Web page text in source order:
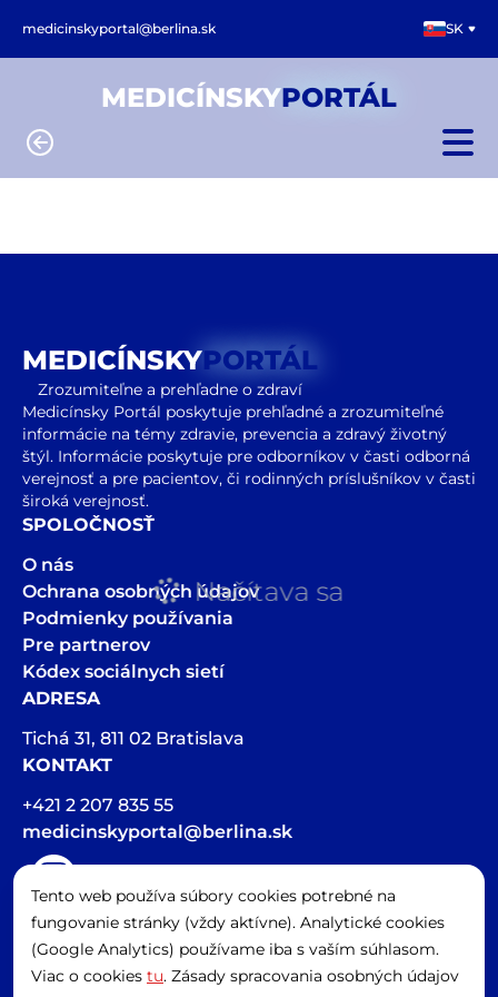
medicinskyportal@berlina.sk SK
MEDICÍNSKYPORTÁL
Načítava sa
Tento web používa súbory cookies potrebné na
fungovanie stránky (vždy aktívne). Analytické cookies
(Google Analytics) používame iba s vaším súhlasom.
Viac o cookies tu. Zásady spracovania osobných údajov
MEDICÍNSKYPORTÁL
Zrozumiteľne a prehľadne o zdraví
Medicínsky Portál poskytuje prehľadné a zrozumiteľné
informácie na témy zdravie, prevencia a zdravý životný
štýl. Informácie poskytuje pre odborníkov v časti odborná
verejnosť a pre pacientov, či rodinných príslušníkov v časti
široká verejnosť.
SPOLOČNOSŤ
O nás
Ochrana osobných údajov
Podmienky používania
Pre partnerov
Kódex sociálnych sietí
ADRESA
Tichá 31, 811 02 Bratislava
KONTAKT
+421 2 207 835 55
medicinskyportal@berlina.sk
Hlasová stopa v článkoch bola vygenerovaná pomocou AI
Spravovať cookies